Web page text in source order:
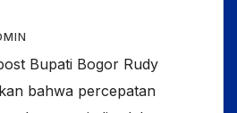
Bupati Bogor Rudy
bahwa percepatan